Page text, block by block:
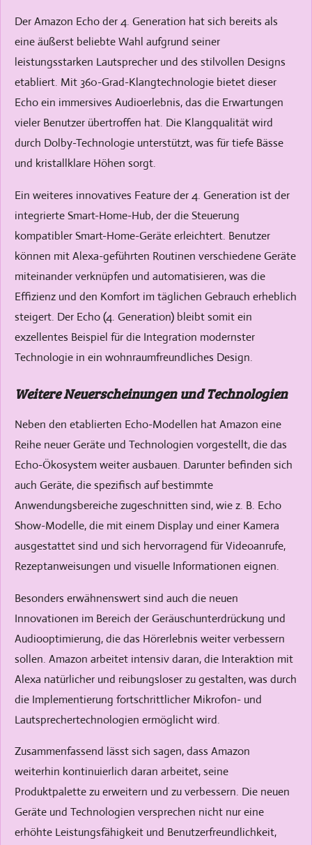
Der Amazon Echo der 4. Generation hat sich bereits als
eine äußerst beliebte Wahl aufgrund seiner
leistungsstarken Lautsprecher und des stilvollen Designs
etabliert. Mit 360-Grad-Klangtechnologie bietet dieser
Echo ein immersives Audioerlebnis, das die Erwartungen
vieler Benutzer übertroffen hat. Die Klangqualität wird
durch Dolby-Technologie unterstützt, was für tiefe Bässe
und kristallklare Höhen sorgt.
Ein weiteres innovatives Feature der 4. Generation ist der
integrierte Smart-Home-Hub, der die Steuerung
kompatibler Smart-Home-Geräte erleichtert. Benutzer
können mit Alexa-geführten Routinen verschiedene Geräte
miteinander verknüpfen und automatisieren, was die
Effizienz und den Komfort im täglichen Gebrauch erheblich
steigert. Der Echo (4. Generation) bleibt somit ein
exzellentes Beispiel für die Integration modernster
Technologie in ein wohnraumfreundliches Design.
Weitere Neuerscheinungen und Technologien
Neben den etablierten Echo-Modellen hat Amazon eine
Reihe neuer Geräte und Technologien vorgestellt, die das
Echo-Ökosystem weiter ausbauen. Darunter befinden sich
auch Geräte, die spezifisch auf bestimmte
Anwendungsbereiche zugeschnitten sind, wie z. B. Echo
Show-Modelle, die mit einem Display und einer Kamera
ausgestattet sind und sich hervorragend für Videoanrufe,
Rezeptanweisungen und visuelle Informationen eignen.
Besonders erwähnenswert sind auch die neuen
Innovationen im Bereich der Geräuschunterdrückung und
Audiooptimierung, die das Hörerlebnis weiter verbessern
sollen. Amazon arbeitet intensiv daran, die Interaktion mit
Alexa natürlicher und reibungsloser zu gestalten, was durch
die Implementierung fortschrittlicher Mikrofon- und
Lautsprechertechnologien ermöglicht wird.
Zusammenfassend lässt sich sagen, dass Amazon
weiterhin kontinuierlich daran arbeitet, seine
Produktpalette zu erweitern und zu verbessern. Die neuen
Geräte und Technologien versprechen nicht nur eine
erhöhte Leistungsfähigkeit und Benutzerfreundlichkeit,